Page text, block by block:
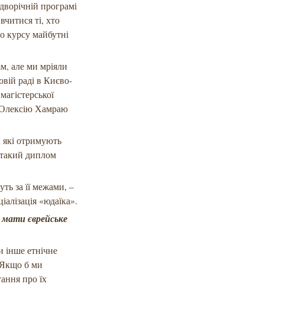
програмі
ті, хто
курсу майбутні
але ми мріяли
раді в Києво-
Хамраю
отримують
диплом
за її межами, –
«юдаїка».
єврейське
інше етнічне
Якщо б ми
про їх